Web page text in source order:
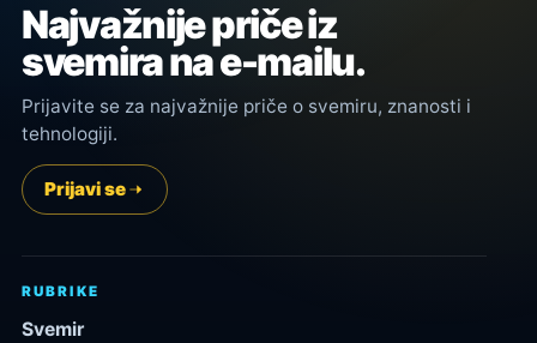
Najvažnije priče iz
svemira na e-mailu.
Prijavite se za najvažnije priče o svemiru, znanosti i
tehnologiji.
Prijavi se
RUBRIKE
Svemir